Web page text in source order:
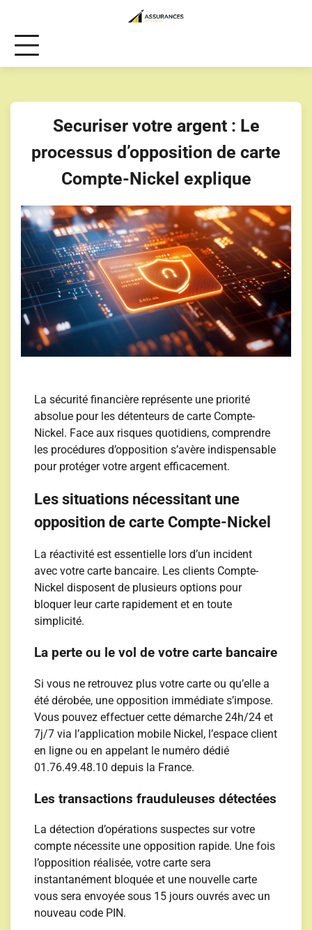
content
Securiser votre argent : Le
processus d’opposition de carte
Compte-Nickel explique
La sécurité financière représente une priorité
absolue pour les détenteurs de carte Compte-
Nickel. Face aux risques quotidiens, comprendre
les procédures d’opposition s’avère indispensable
pour protéger votre argent efficacement.
Les situations nécessitant une
opposition de carte Compte-Nickel
La réactivité est essentielle lors d’un incident
avec votre carte bancaire. Les clients Compte-
Nickel disposent de plusieurs options pour
bloquer leur carte rapidement et en toute
simplicité.
La perte ou le vol de votre carte bancaire
Si vous ne retrouvez plus votre carte ou qu’elle a
été dérobée, une opposition immédiate s’impose.
Vous pouvez effectuer cette démarche 24h/24 et
7j/7 via l’application mobile Nickel, l’espace client
en ligne ou en appelant le numéro dédié
01.76.49.48.10 depuis la France.
Les transactions frauduleuses détectées
La détection d’opérations suspectes sur votre
compte nécessite une opposition rapide. Une fois
l’opposition réalisée, votre carte sera
instantanément bloquée et une nouvelle carte
vous sera envoyée sous 15 jours ouvrés avec un
nouveau code PIN.